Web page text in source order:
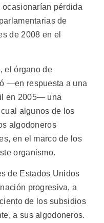
pérdida
de
de 2008 en el
el órgano de
—en respuesta a una
en 2005— una
algunos de los
algodoneros
en el marco de los
organismo.
de Estados Unidos
progresiva, a
de los subsidios
a sus algodoneros.